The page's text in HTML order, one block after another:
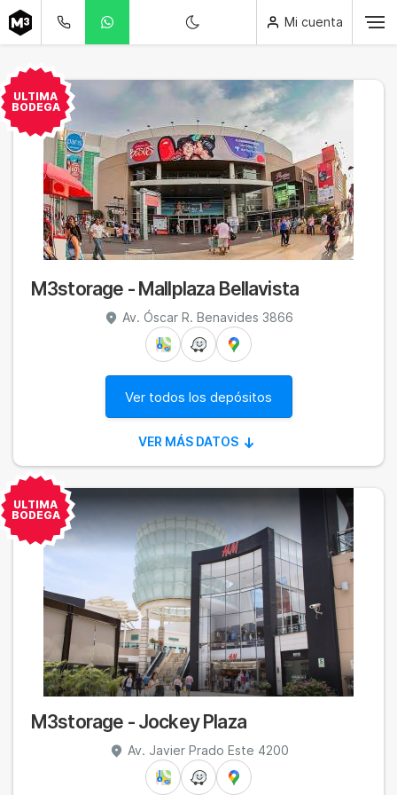
Mi cuenta
ULTIMA
BODEGA
M3storage - Mallplaza Bellavista
Av. Óscar R. Benavides 3866
VER MÁS DATOS
Ver todos los depósitos
Edificio:Mallplaza Bellavista
Tipo de Edificio:Comercial
Estacionamiento:
Parking publico, pago, a un
precio de 2 Soles por las tres primeras horas.
por minuto
Hay un Starbuck u otro Café en el edificio
Horarios de ingreso: Lunes a Domingo de
08:00 a 21:00
horario de guardia24/7
Sistema de grabación por camaras (CCTV)
ULTIMA
BODEGA
M3storage - Jockey Plaza
Av. Javier Prado Este 4200